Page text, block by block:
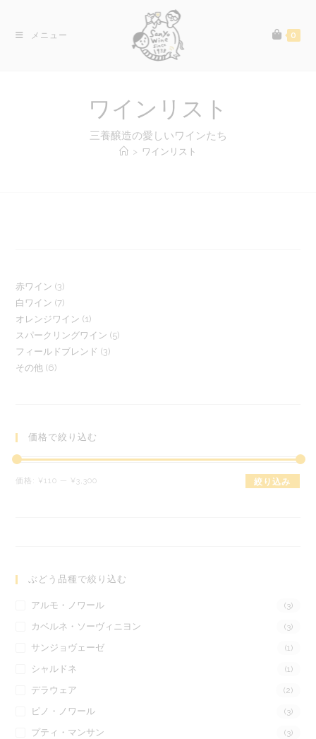
メニュー 0
ワインリスト
三養醸造の愛しいワインたち
> ワインリスト
赤ワイン 33
個
の
商
品
白ワイン 77
個
の
商
オレンジワイン 11
個
の
スパークリングワイン 55
フィールドブレンド 33
その他 66
品
価格で絞り込む
最
最
絞り込み
価格: ¥110 — ¥3,300
ぶどう品種で絞り込む
アルモ・ノワール (3)
カベルネ・ソーヴィニヨン (3)
サンジョヴェーゼ (1)
シャルドネ (1)
デラウェア (2)
ピノ・ノワール (3)
プティ・マンサン (3)